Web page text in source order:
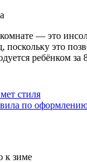
— это
это
ребёнком за
стиля
по оформлению